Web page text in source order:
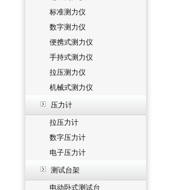
标准测力仪
数字测力仪
便携式测力仪
手持式测力仪
拉压测力仪
机械式测力仪
压力计
拉压力计
数字压力计
电子压力计
测试台架
电动卧式测试台